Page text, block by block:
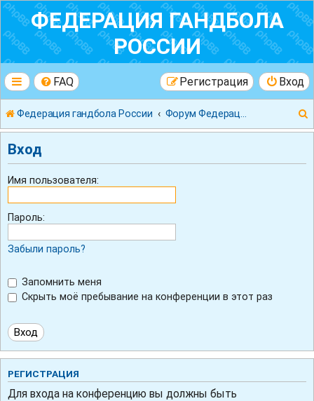
ФЕДЕРАЦИЯ ГАНДБОЛА
РОССИИ
FAQ Вход
Регистрация
Федерация гандбола России
Вход
Имя пользователя:
Пароль:
Забыли пароль?
Запомнить меня
Скрыть моё пребывание на конференции в этот раз
РЕГИСТРАЦИЯ
Для входа на конференцию вы должны быть